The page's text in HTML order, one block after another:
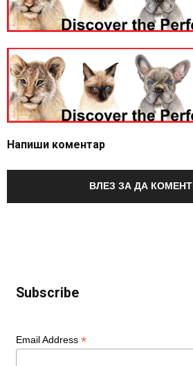
Напиши коментар
ВЛЕЗ ЗА ДА
Subscribe
Email Address *